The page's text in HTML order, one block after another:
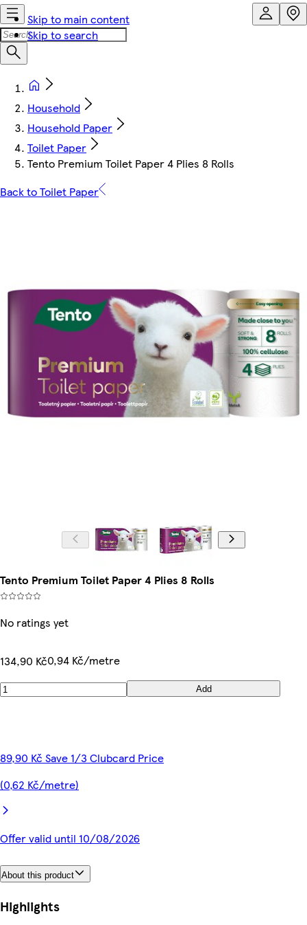
Skip to main content
Skip to search
Household
Household Paper
Toilet Paper
Tento Premium Toilet Paper 4 Plies 8 Rolls
Back to Toilet Paper
Tento Premium Toilet Paper 4 Plies 8 Rolls
No ratings yet
134,90 Kč0,94 Kč/metre
Add
89,90 Kč Save 1/3 Clubcard Price
(0,62 Kč/metre)
Offer valid until 10/08/2026
About this product
Highlights